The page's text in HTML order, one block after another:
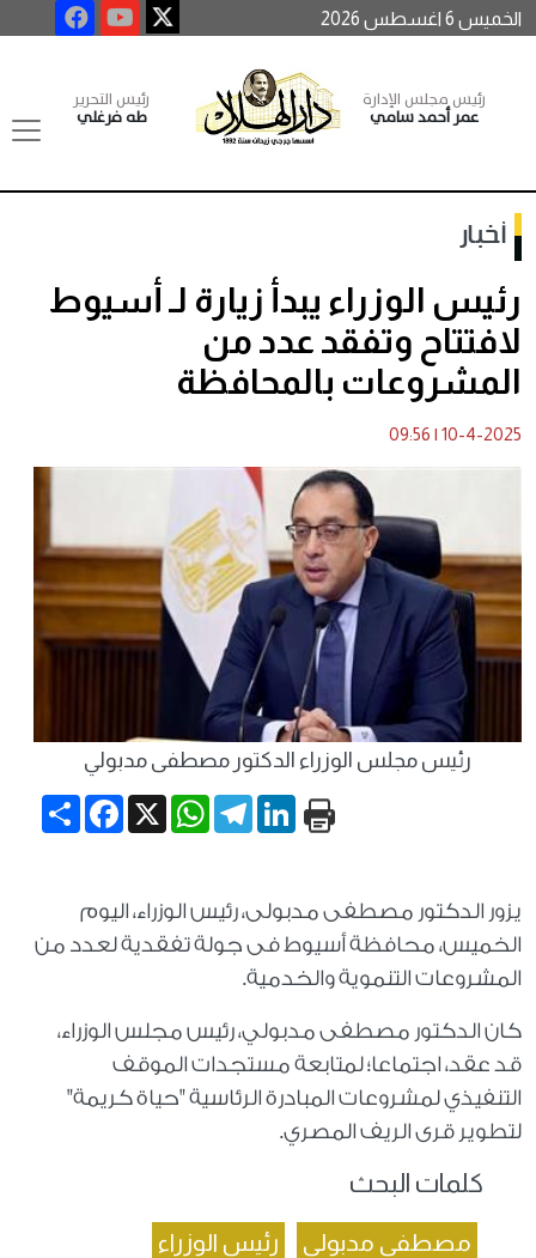
الخميس 6 اغسطس 2026
رئيس مجلس الإدارة
عمر أحمد سامي
رئيس التحرير
طه فرغلي
أخبار
رئيس الوزراء يبدأ زيارة لـ أسيوط
لافتتاح وتفقد عدد من
المشروعات بالمحافظة
10-4-2025
|
09:56
رئيس مجلس الوزراء الدكتور مصطفى مدبولي
Share
Facebook X
WhatsApp
TelegramLinkedIn
يزور الدكتور مصطفى مدبولى، رئيس الوزراء، اليوم
الخميس، محافظة أسيوط فى جولة تفقدية لعدد من
المشروعات التنموية والخدمية.
كان الدكتور مصطفى مدبولي، رئيس مجلس الوزراء،
قد عقد، اجتماعا؛ لمتابعة مستجدات الموقف
التنفيذي لمشروعات المبادرة الرئاسية "حياة كريمة"
لتطوير قرى الريف المصري.
كلمات البحث
مصطفى مدبولى رئيس الوزراء